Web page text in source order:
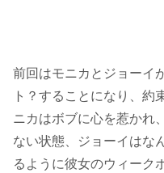
前回はモニカとジョーイ
ト？することになり、約
ニカはボブに心を惹かれ
ない状態、ジョーイはな
るように彼女のウィーク